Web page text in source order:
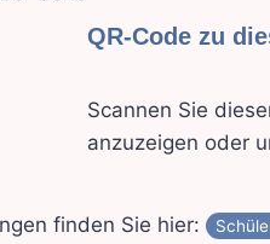
QR-Code zu
Scannen Sie
anzuzeigen oder
finden Sie hier: